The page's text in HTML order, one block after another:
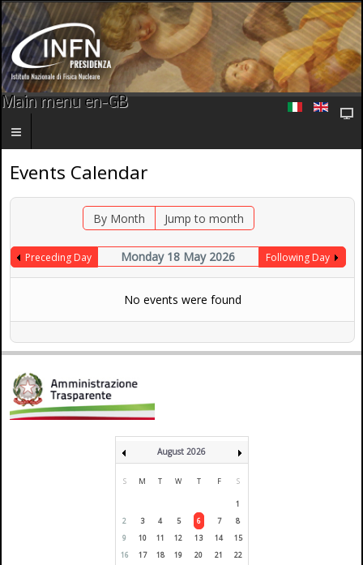
Main menu en-GB
Events Calendar
By Month Jump to month
Preceding Day Monday 18 May 2026 Following Day
No events were found
August 2026
S M T W T F S
1
2
3 4 5 6 7
8
9
10 11 12 13 14
15
16
17 18 19 20 21
22